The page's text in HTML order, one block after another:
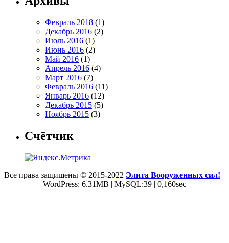
Февраль 2018 (1)
Декабрь 2016 (2)
Июль 2016 (1)
Июнь 2016 (2)
Май 2016 (1)
Апрель 2016 (4)
Март 2016 (7)
Февраль 2016 (11)
Январь 2016 (12)
Декабрь 2015 (5)
Ноябрь 2015 (3)
Счётчик
Все права защищены © 2015-2022 Элита Вооруженных сил!
WordPress: 6.31MB | MySQL:39 | 0,160sec